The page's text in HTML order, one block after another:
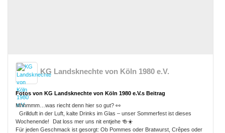
KG Landsknechte von Köln 1980 e.V.
Fotos von KG Landsknechte von Köln 1980 e.V.s Beitrag
Mhhmmm…was riecht denn hier so gut? 👀
Grillduft in der Luft, kalte Drinks im Glas – unser Sommerfest ist dieses
Wochenende! Dat loss mer uns nit entjehe 🍻☀️
Für jeden Geschmack ist gesorgt: Ob Pommes oder Bratwurst, Crêpes oder